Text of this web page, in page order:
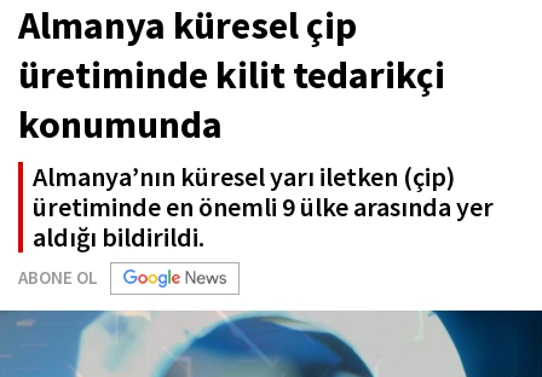
Almanya küresel çip
üretiminde kilit tedarikçi
konumunda
Almanya’nın küresel yarı iletken (çip)
üretiminde en önemli 9 ülke arasında yer
aldığı bildirildi.
ABONE OL